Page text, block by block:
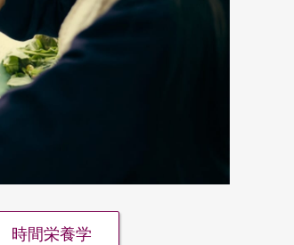
時間栄養学